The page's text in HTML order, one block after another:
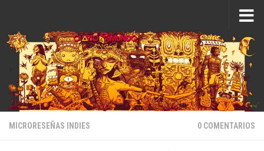
MICRORESEÑAS INDIES 0 COMENTARIOS